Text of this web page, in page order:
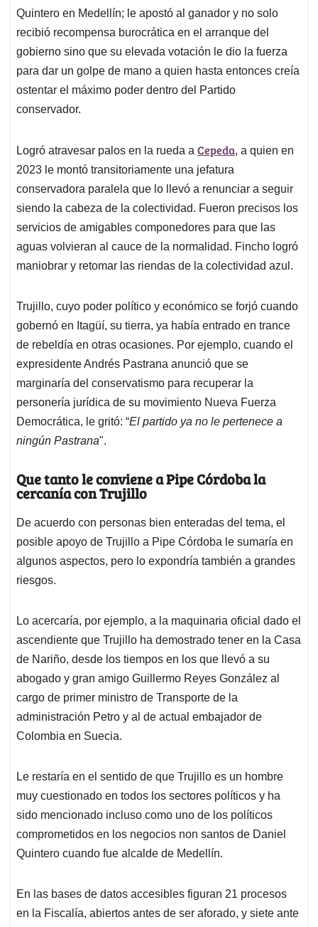
Quintero en Medellín; le apostó al ganador y no solo
recibió recompensa burocrática en el arranque del
gobierno sino que su elevada votación le dio la fuerza
para dar un golpe de mano a quien hasta entonces creía
ostentar el máximo poder dentro del Partido
conservador.
Logró atravesar palos en la rueda a Cepeda, a quien en
2023 le montó transitoriamente una jefatura
conservadora paralela que lo llevó a renunciar a seguir
siendo la cabeza de la colectividad. Fueron precisos los
servicios de amigables componedores para que las
aguas volvieran al cauce de la normalidad. Fincho logró
maniobrar y retomar las riendas de la colectividad azul.
Trujillo, cuyo poder político y económico se forjó cuando
gobernó en Itagüí, su tierra, ya había entrado en trance
de rebeldía en otras ocasiones. Por ejemplo, cuando el
expresidente Andrés Pastrana anunció que se
marginaría del conservatismo para recuperar la
personería jurídica de su movimiento Nueva Fuerza
Democrática, le gritó: “El partido ya no le pertenece a
ningún Pastrana".
Que tanto le conviene a Pipe Córdoba la
cercanía con Trujillo
De acuerdo con personas bien enteradas del tema, el
posible apoyo de Trujillo a Pipe Córdoba le sumaría en
algunos aspectos, pero lo expondría también a grandes
riesgos.
Lo acercaría, por ejemplo, a la maquinaria oficial dado el
ascendiente que Trujillo ha demostrado tener en la Casa
de Nariño, desde los tiempos en los que llevó a su
abogado y gran amigo Guillermo Reyes González al
cargo de primer ministro de Transporte de la
administración Petro y al de actual embajador de
Colombia en Suecia.
Le restaría en el sentido de que Trujillo es un hombre
muy cuestionado en todos los sectores políticos y ha
sido mencionado incluso como uno de los políticos
comprometidos en los negocios non santos de Daniel
Quintero cuando fue alcalde de Medellín.
En las bases de datos accesibles figuran 21 procesos
en la Fiscalía, abiertos antes de ser aforado, y siete ante